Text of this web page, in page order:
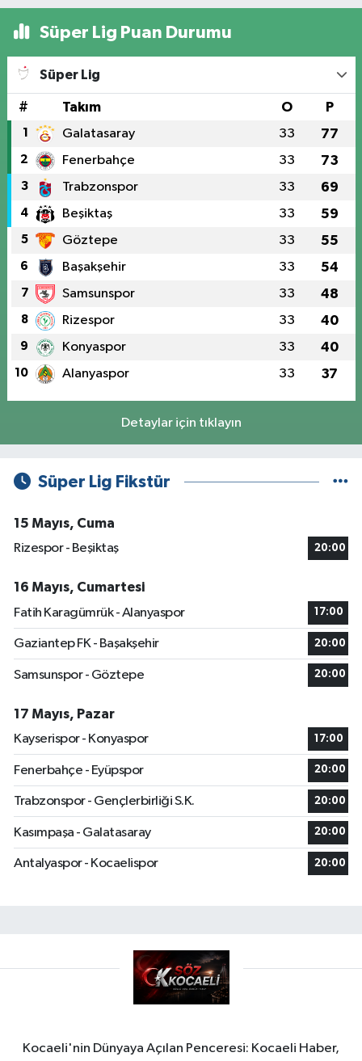
Süper Lig Puan Durumu
Süper Lig
# Takım O P
1 Galatasaray 33 77
2 Fenerbahçe 33 73
3 Trabzonspor 33 69
4 Beşiktaş 33 59
5 Göztepe 33 55
6 Başakşehir 33 54
7 Samsunspor 33 48
8 Rizespor 33 40
9 Konyaspor 33 40
10 Alanyaspor 33 37
Detaylar için tıklayın
Süper Lig Fikstür
15 Mayıs, Cuma
Rizespor - Beşiktaş
20:00
16 Mayıs, Cumartesi
Fatih Karagümrük - Alanyaspor
17:00
Gaziantep FK - Başakşehir 20:00
Samsunspor - Göztepe 20:00
17 Mayıs, Pazar
Kayserispor - Konyaspor
17:00
Fenerbahçe - Eyüpspor 20:00
Trabzonspor - Gençlerbirliği S.K. 20:00
Kasımpaşa - Galatasaray 20:00
Antalyaspor - Kocaelispor 20:00
Kocaeli'nin Dünyaya Açılan Penceresi: Kocaeli Haber,